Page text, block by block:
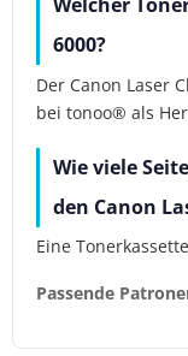
6000?
Der Canon Laser
bei tonoo® als
Wie viele
den Canon
Eine
Passende